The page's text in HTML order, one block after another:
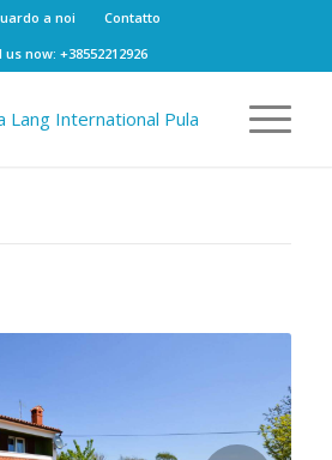
a noi
Contatto
us now: +38552212926